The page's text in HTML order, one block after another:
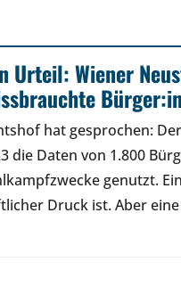
Urteil: Wiener
hat gesprochen:
die Daten von 1.800
genutzt.
Druck ist. Aber